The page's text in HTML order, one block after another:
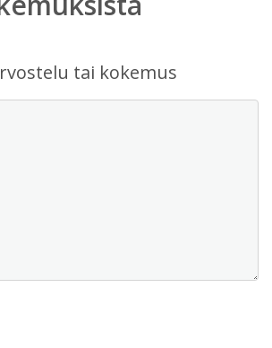
tai kokemus